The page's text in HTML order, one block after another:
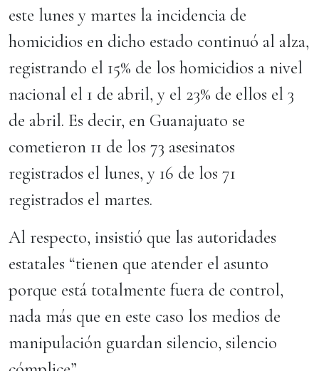
este lunes y martes la incidencia de
homicidios en dicho estado continuó al alza,
registrando el 15% de los homicidios a nivel
nacional el 1 de abril, y el 23% de ellos el 3
de abril. Es decir, en Guanajuato se
cometieron 11 de los 73 asesinatos
registrados el lunes, y 16 de los 71
registrados el martes.
Al respecto, insistió que las autoridades
estatales “tienen que atender el asunto
porque está totalmente fuera de control,
nada más que en este caso los medios de
manipulación guardan silencio, silencio